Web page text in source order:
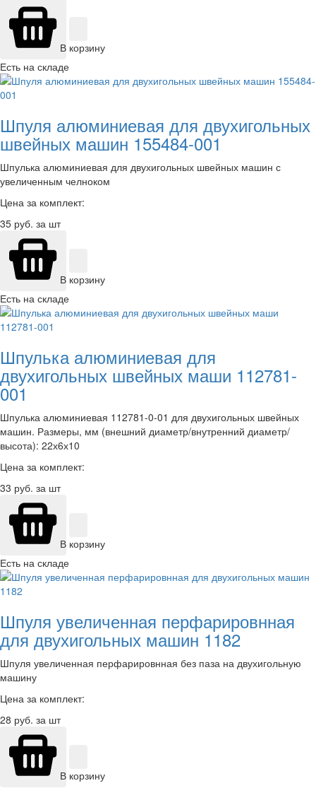
В корзину
Есть на складе
Шпуля алюминиевая для двухигольных
швейных машин 155484-001
Шпулька алюминиевая для двухигольных швейных машин с
увеличенным челноком
Цена за комплект:
35 руб. за шт
В корзину
Есть на складе
Шпулька алюминиевая для
двухигольных швейных маши 112781-
001
Шпулька алюминиевая 112781-0-01 для двухигольных швейных
машин. Размеры, мм (внешний диаметр/внутренний диаметр/
высота): 22х6х10
Цена за комплект:
33 руб. за шт
В корзину
Есть на складе
Шпуля увеличенная перфарировнная
для двухигольных машин 1182
Шпуля увеличенная перфарировнная без паза на двухигольную
машину
Цена за комплект:
28 руб. за шт
В корзину